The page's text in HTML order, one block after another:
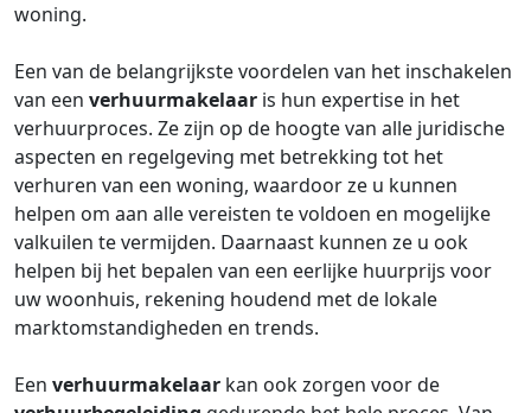
woning.
Een van de belangrijkste voordelen van het inschakelen
van een verhuurmakelaar is hun expertise in het
verhuurproces. Ze zijn op de hoogte van alle juridische
aspecten en regelgeving met betrekking tot het
verhuren van een woning, waardoor ze u kunnen
helpen om aan alle vereisten te voldoen en mogelijke
valkuilen te vermijden. Daarnaast kunnen ze u ook
helpen bij het bepalen van een eerlijke huurprijs voor
uw woonhuis, rekening houdend met de lokale
marktomstandigheden en trends.
Een verhuurmakelaar kan ook zorgen voor de